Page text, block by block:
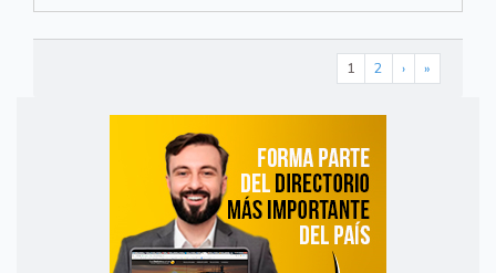
1 2 › »